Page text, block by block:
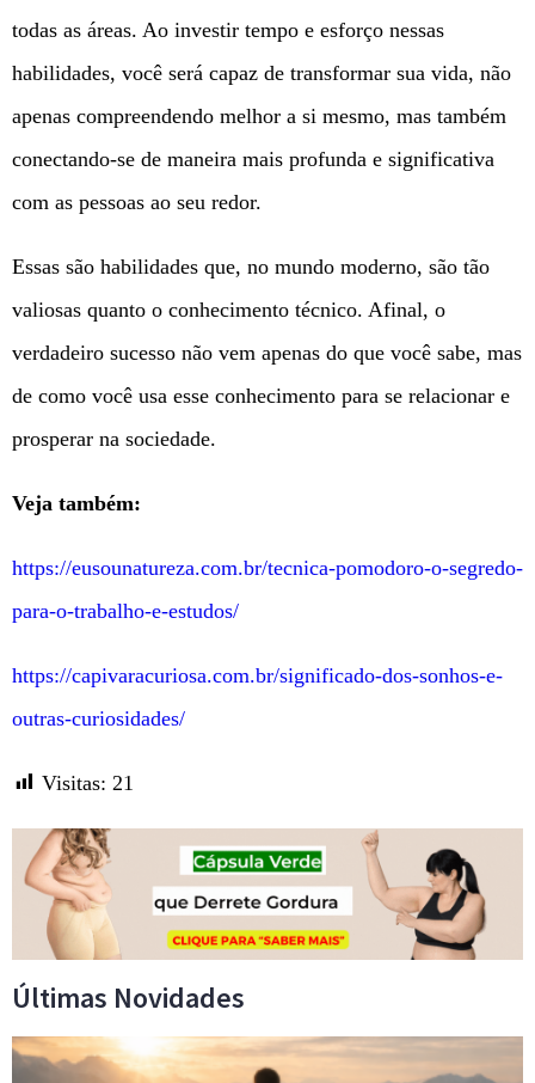
todas as áreas. Ao investir tempo e esforço nessas
habilidades, você será capaz de transformar sua vida, não
apenas compreendendo melhor a si mesmo, mas também
conectando-se de maneira mais profunda e significativa
com as pessoas ao seu redor.
Essas são habilidades que, no mundo moderno, são tão
valiosas quanto o conhecimento técnico. Afinal, o
verdadeiro sucesso não vem apenas do que você sabe, mas
de como você usa esse conhecimento para se relacionar e
prosperar na sociedade.
Veja também:
https://eusounatureza.com.br/tecnica-pomodoro-o-segredo-
para-o-trabalho-e-estudos/
https://capivaracuriosa.com.br/significado-dos-sonhos-e-
outras-curiosidades/
Visitas: 21
Últimas Novidades